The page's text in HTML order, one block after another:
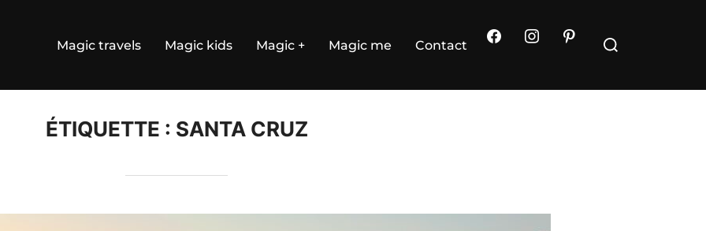
Magic travels Magic kids Magic + Magic me Contact
Rechercher :
ÉTIQUETTE : SANTA CRUZ